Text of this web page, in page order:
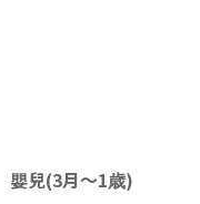
嬰兒(3月〜1歳)